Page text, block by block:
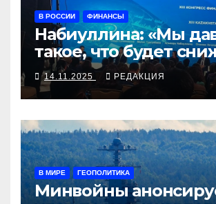
В РОССИИ ФИНАНСЫ
Набиуллина: «Мы
такое, что будет
и мы будем
14.11.2025 РЕДАКЦИЯ
В МИРЕ ГЕОПОЛИТИКА
Минвойны